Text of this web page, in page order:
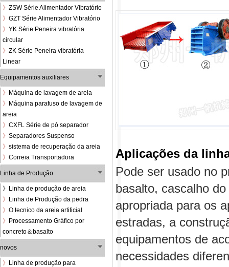
》 ZSW Série Alimentador Vibratório
》 GZT Série Alimentador Vibratório
》 YK Série Peneira vibratória
circular
》 ZK Série Peneira vibratória
Linear
Equipamentos auxiliares
》
Máquina de lavagem de areia
》
Máquina parafuso de lavagem de
areia
》 CXFL Série de pó separador
》 Separadores Suspenso
》 sistema de recuperação da areia
》 Correia Transportadora
Linha de Produção
》 Linha de produção de areia
》
Linha de Produção da pedra
》 O tecnico da areia artificial
》
Processamento Gráfico por
concreto＆basalto
novos
》
Linha de produção para
Aplicações da
Pode ser usado no
basalto, cascalho
apropriada para os
estradas, a
equipamentos de
necessidades